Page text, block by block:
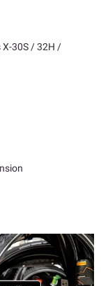
X-30S / 32H /